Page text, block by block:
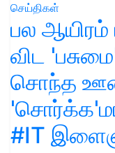
செய்திகள்
பல
விட
சொந்த
#IT